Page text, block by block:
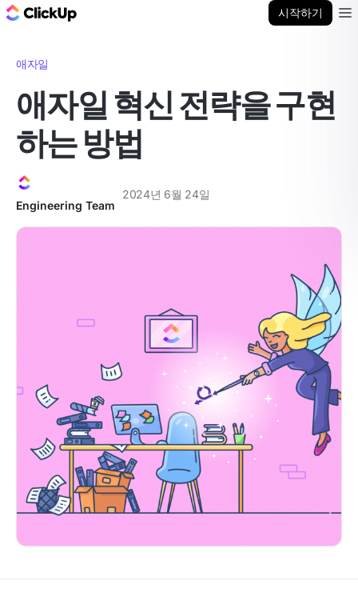
시작하기
애자일
애자일 혁신 전략을 구현
하는 방법
Engineering Team
2024년 6월 24일